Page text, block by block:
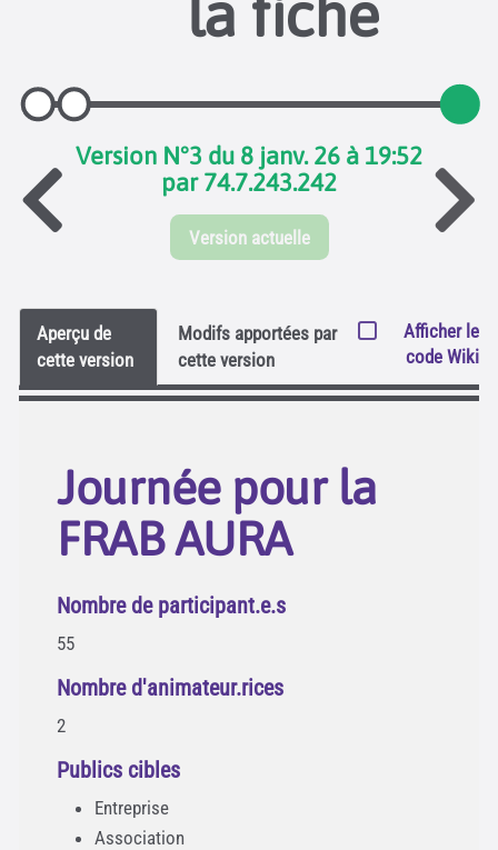
la fiche
Version N°3 du 8 janv. 26 à 19:52
par 74.7.243.242
Version actuelle
Aperçu de
cette version
Modifs apportées par
cette version
Afficher le
code Wiki
Journée pour la
FRAB AURA
Nombre de participant.e.s
55
Nombre d'animateur.rices
2
Publics cibles
Entreprise
Association